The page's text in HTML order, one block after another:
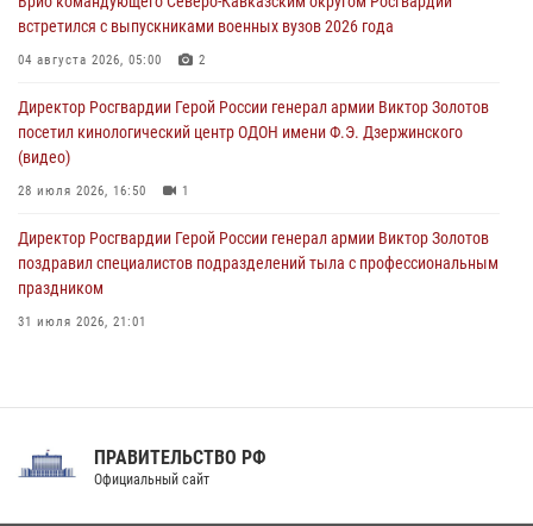
Всероссийская ведомственная акции «Каникулы с Росгвардией
проходит в Сибири
встретился с выпускниками военных вузов 2026 года
04 августа 2026, 05:00 2
Директор Росгвардии Герой России генерал армии Виктор Золотов
посетил кинологический центр ОДОН имени Ф.Э. Дзержинского
(видео)
28 июля 2026, 16:50 1
Директор Росгвардии Герой России генерал армии Виктор Золотов
поздравил специалистов подразделений тыла с профессиональным
праздником
31 июля 2026, 21:01
Праздник «Один день с Росгвардией» к 105-летию Центрального
ПРАВИТЕЛЬСТВО РФ
Официальный сайт